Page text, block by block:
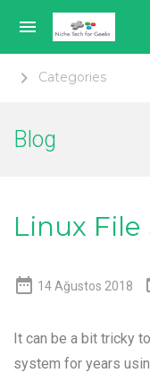

keyboard_arrow_right Categories
Hakkımda
Language switcher
Blog
Linux
 14 Ağustos 2018
It can be a bit tricky
system for years